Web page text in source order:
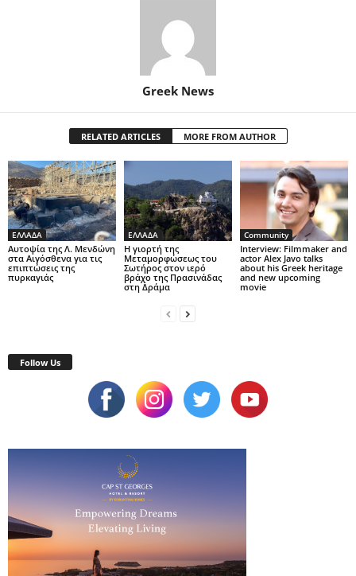
Greek News
RELATED ARTICLES MORE FROM AUTHOR
ΕΛΛΑΔΑ
Αυτοψία της Λ. Μενδώνη
στα Αιγόσθενα για τις
επιπτώσεις της
πυρκαγιάς
ΕΛΛΑΔΑ
Η γιορτή της
Μεταμορφώσεως του
Σωτήρος στον ιερό
βράχο της Πρασινάδας
στη Δράμα
Community
Interview: Filmmaker and
actor Alex Javo talks
about his Greek heritage
and new upcoming
movie
Follow Us